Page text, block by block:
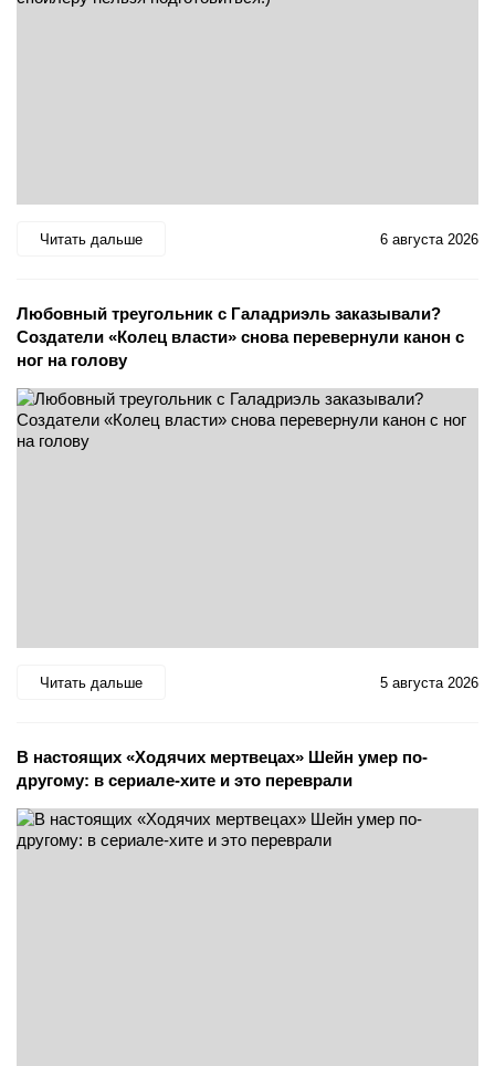
Читать дальше 6 августа 2026
Любовный треугольник с Галадриэль заказывали?
Создатели «Колец власти» снова перевернули канон с
ног на голову
Читать дальше 5 августа 2026
В настоящих «Ходячих мертвецах» Шейн умер по-
другому: в сериале-хите и это переврали